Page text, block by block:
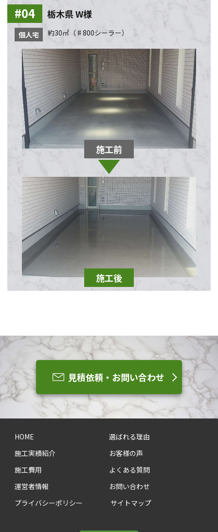
栃木県 W様
個人宅 約30㎡（♯800シーラー）
見積依頼・お問い合わせ
HOME
選ばれる理由
施工実績紹介
お客様の声
施工費用
よくある質問
運営者情報
お問い合わせ
プライバシーポリシー
サイトマップ